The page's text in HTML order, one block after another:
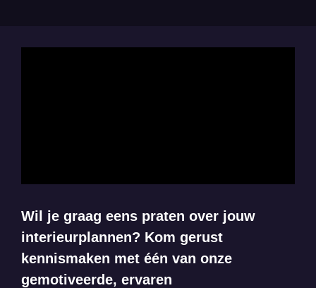
Wil je graag eens praten over jouw
interieurplannen? Kom gerust
kennismaken met één van onze
gemotiveerde, ervaren